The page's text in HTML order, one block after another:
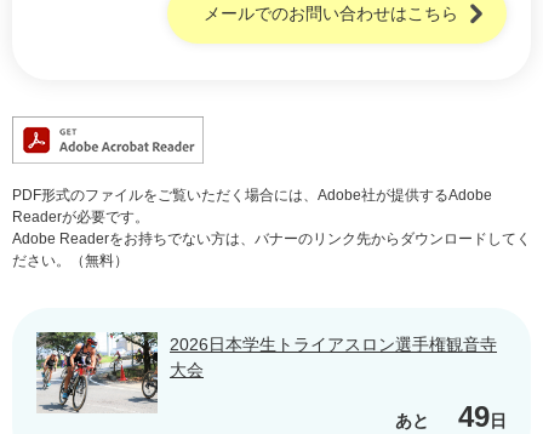
メールでのお問い合わせはこちら
PDF形式のファイルをご覧いただく場合には、Adobe社が提供するAdobe
Readerが必要です。
Adobe Readerをお持ちでない方は、バナーのリンク先からダウンロードしてく
ださい。（無料）
2026日本学生トライアスロン選手権観音寺
大会
あと 49日